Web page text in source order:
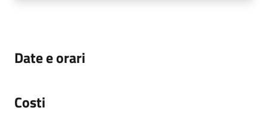
Date e orari
Costi